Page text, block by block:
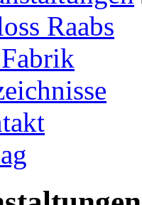
Raabs